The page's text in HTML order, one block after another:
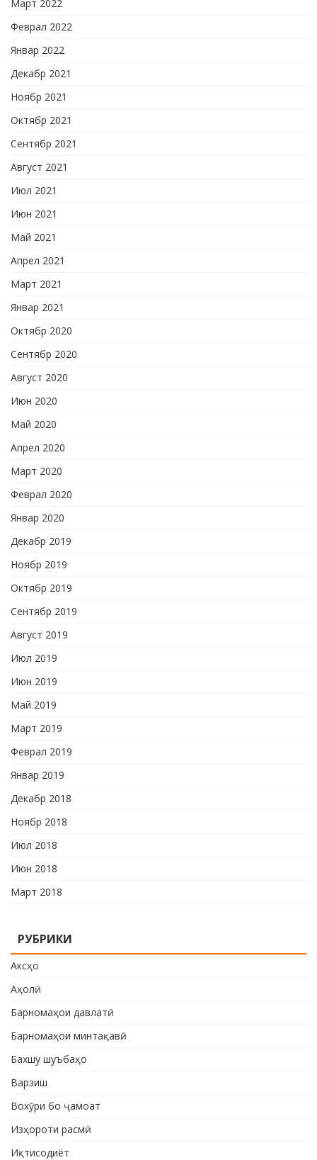
Март 2022
Феврал 2022
Январ 2022
Декабр 2021
Ноябр 2021
Октябр 2021
Сентябр 2021
Август 2021
Июл 2021
Июн 2021
Май 2021
Апрел 2021
Март 2021
Январ 2021
Октябр 2020
Сентябр 2020
Август 2020
Июн 2020
Май 2020
Апрел 2020
Март 2020
Феврал 2020
Январ 2020
Декабр 2019
Ноябр 2019
Октябр 2019
Сентябр 2019
Август 2019
Июл 2019
Июн 2019
Май 2019
Март 2019
Феврал 2019
Январ 2019
Декабр 2018
Ноябр 2018
Июл 2018
Июн 2018
Март 2018
РУБРИКИ
Аксҳо
Аҳолӣ
Барномаҳои давлатӣ
Барномаҳои минтақавӣ
Бахшу шуъбаҳо
Варзиш
Вохӯри бо ҷамоат
Изҳороти расмӣ
Иқтисодиёт